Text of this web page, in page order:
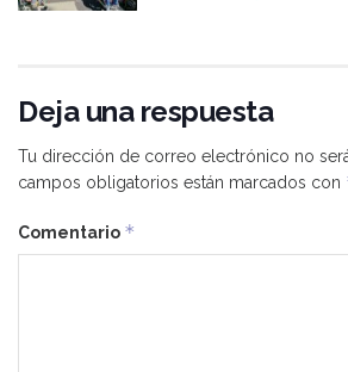
Deja una respuesta
Tu dirección de correo electrónico no
campos obligatorios están marcados con
Comentario *